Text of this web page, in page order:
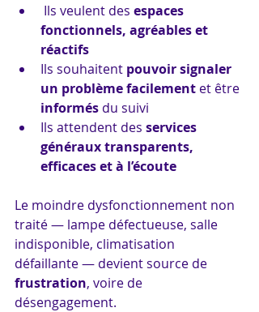
Ils veulent des espaces
fonctionnels, agréables et
réactifs
Ils souhaitent pouvoir signaler
un problème facilement et être
informés du suivi
Ils attendent des services
généraux transparents,
efficaces et à l’écoute
Le moindre dysfonctionnement non
traité — lampe défectueuse, salle
indisponible, climatisation
défaillante — devient source de
frustration, voire de
désengagement.